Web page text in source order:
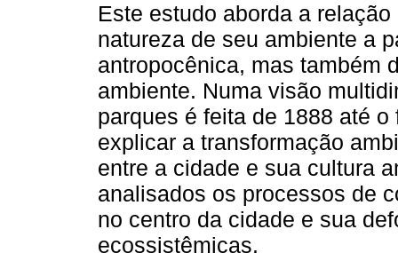
Este estudo aborda a
natureza de seu ambiente a
antropocênica, mas também
ambiente. Numa visão
parques é feita de 1888 até
explicar a transformação
entre a cidade e sua cultura
analisados os processos de
no centro da cidade e sua
ecossistêmicas.